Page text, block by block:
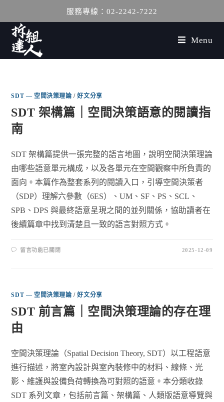
服務專線：02-2242-7222
Menu
SDT — 空間決策理論 /好文分享
SDT 架構篇｜空間決策語意的閱讀指
南
SDT 架構篇提供一張完整的語言地圖，說明空間決策理論
由哪些語意單元構成，以及各單元在空間觀察中所負責的
面向。本篇作為整套系列的閱讀入口，引導空間決策者
（SDP）理解六參數（6ES）、UM、SF、PS、SCL、
SPB、DPS 與最終語意呈現之間的並列關係，協助讀者在
後續篇章中找到清楚且一致的語言對照方式。
留言功能已關閉 2025-12-09
SDT — 空間決策理論 /好文分享
SDT 前言篇｜空間決策理論的存在理
由
空間決策理論（Spatial Decision Theory, SDT）以工程語意
進行描述，將室內設計與室內裝修中的材料、線條、光
影、維護與設備負荷轉換為可對照的語意。本分類收錄
SDT 系列文章，包括前言篇、架構篇、人類版語意導覽與